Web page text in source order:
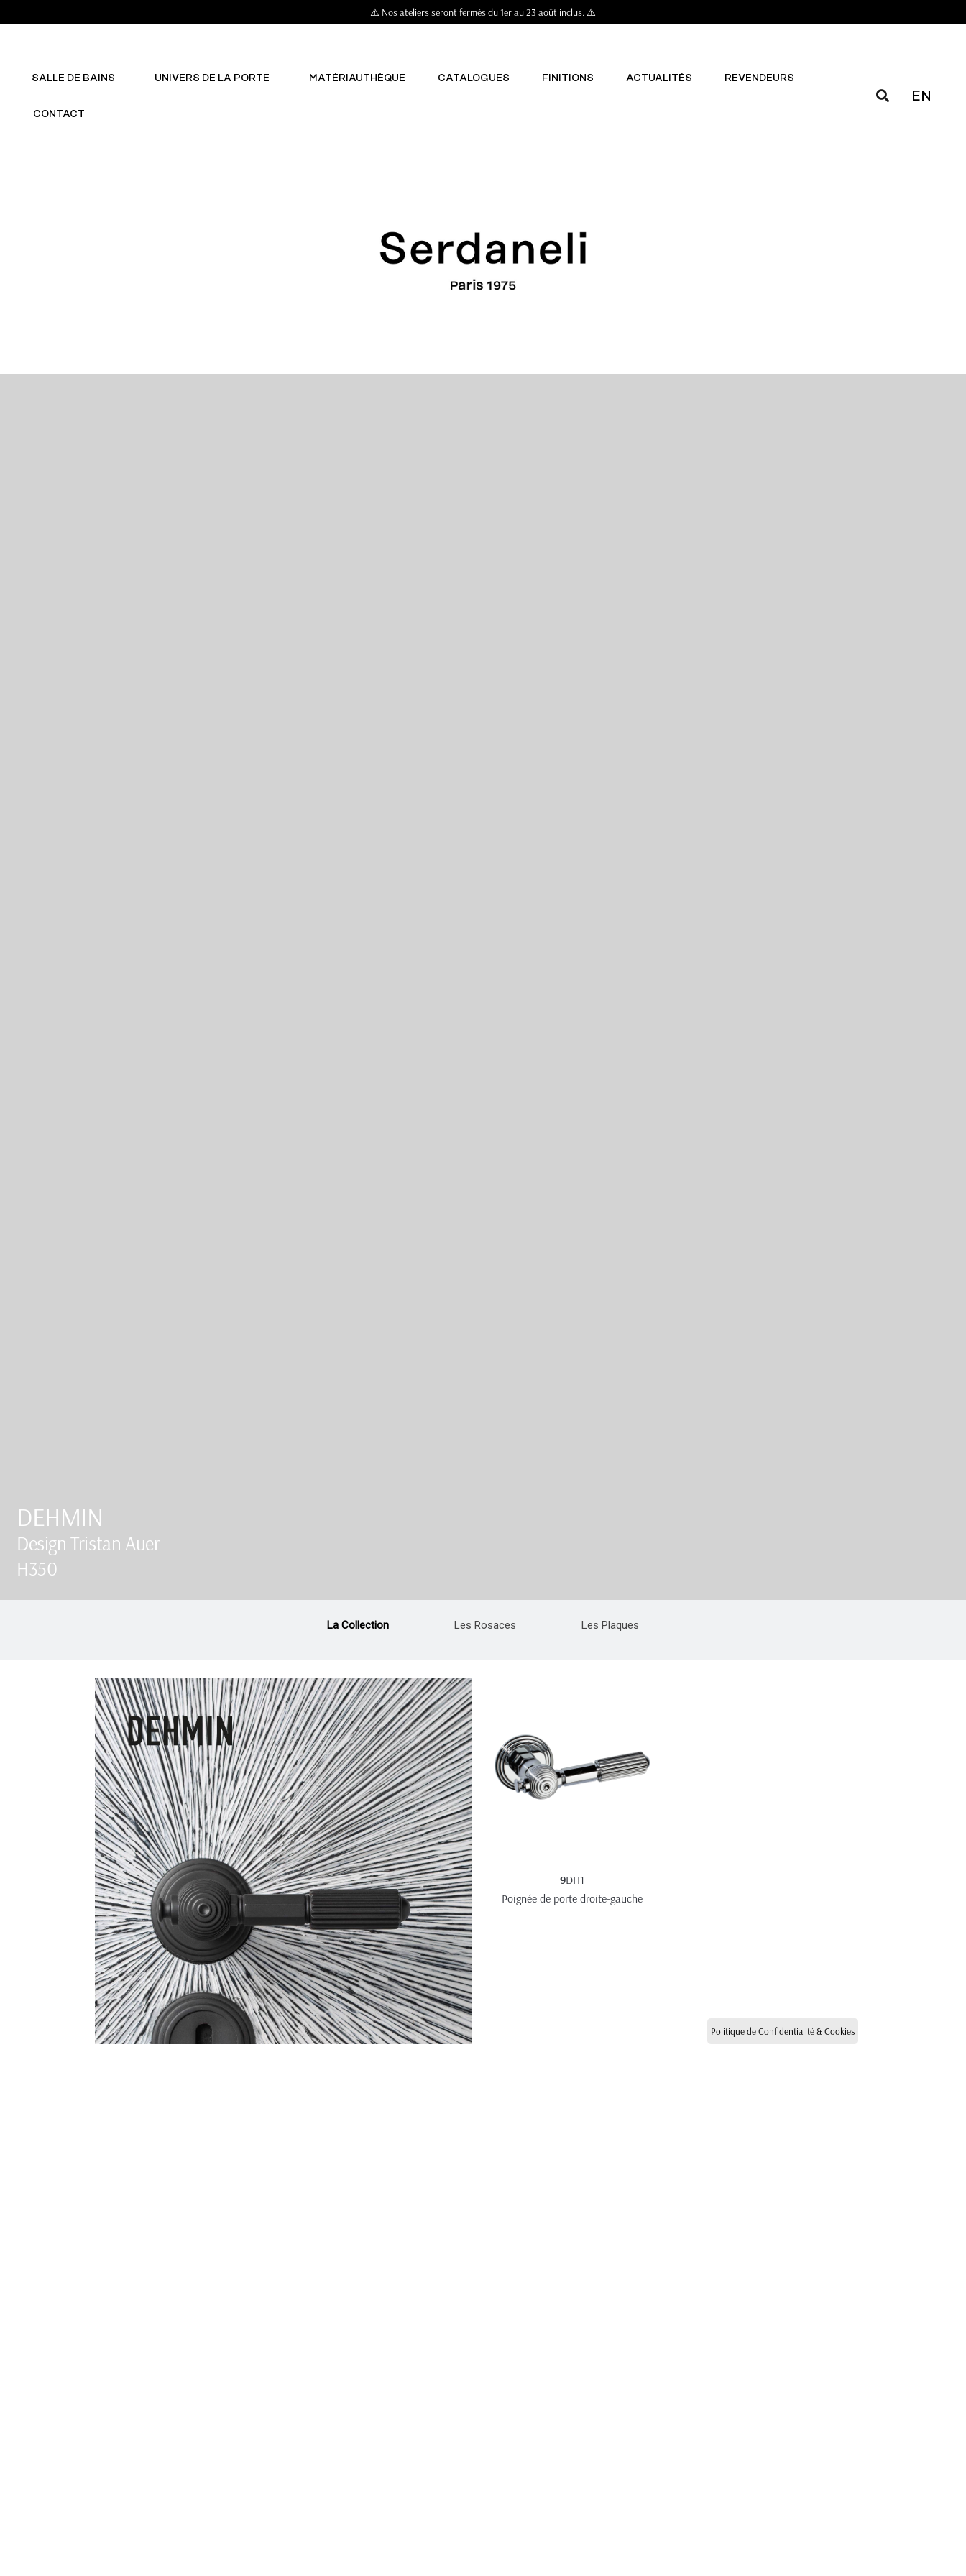
⚠️ Nos ateliers seront fermés du 1er au 23 août inclus. ⚠️
SALLE DE BAINS UNIVERS DE LA PORTE MATÉRIAUTHÈQUE CATALOGUES FINITIONS ACTUALITÉS REVENDEURS
CONTACT
EN
DEHMIN
Design Tristan Auer
H350
La Collection Les Rosaces Les Plaques
9DH1
Poignée de porte droite-gauche
Politique de Confidentialité & Cookies